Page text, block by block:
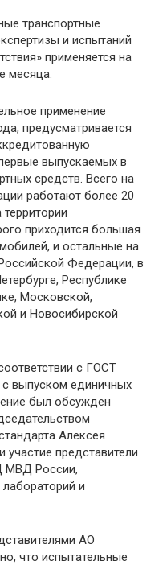
транспортные
и испытаний
применяется на
месяца.
применение
предусматривается
выпускаемых в
средств. Всего на
работают более 20
приходится большая
и остальные на
Федерации, в
Республике
Московской,
и Новосибирской
с ГОСТ
с выпуском единичных
был обсужден
Алексея
представители
МВД России,
и
АО
что испытательные